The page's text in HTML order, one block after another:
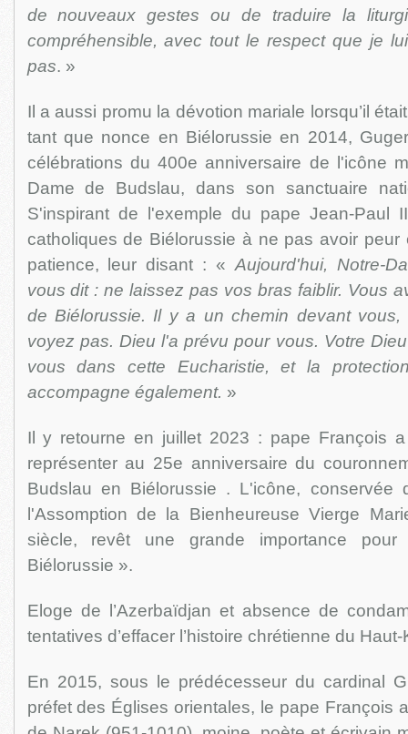
de nouveaux gestes ou de traduire la
compréhensible, avec tout le respect que je
pas. »
Il a aussi promu la dévotion mariale lorsqu’il
tant que nonce en Biélorussie en 2014,
célébrations du 400e anniversaire de l'icône
Dame de Budslau, dans son sanctuaire
S'inspirant de l'exemple du pape Jean-Paul
catholiques de Biélorussie à ne pas avoir
patience, leur disant : « Aujourd'hui, Notre-
vous dit : ne laissez pas vos bras faiblir. Vous
de Biélorussie. Il y a un chemin devant
voyez pas. Dieu l'a prévu pour vous. Votre
vous dans cette Eucharistie, et la
accompagne également. »
Il y retourne en juillet 2023 : pape François
représenter au 25e anniversaire du
Budslau en Biélorussie . L'icône, conservée
l'Assomption de la Bienheureuse Vierge
siècle, revêt une grande importance
Biélorussie ».
Eloge de l’Azerbaïdjan et absence de
tentatives d’effacer l’histoire chrétienne du
En 2015, sous le prédécesseur du cardinal
préfet des Églises orientales, le pape François